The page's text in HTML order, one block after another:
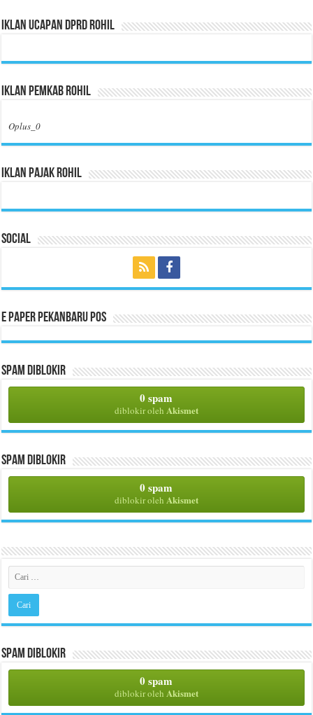
Iklan Ucapan DPRD Rohil
Iklan Pemkab Rohil
Oplus_0
Iklan Pajak Rohil
Social
E Paper Pekanbaru Pos
Spam Diblokir
0 spam
diblokir oleh Akismet
Spam Diblokir
0 spam
diblokir oleh Akismet
Spam Diblokir
0 spam
diblokir oleh Akismet